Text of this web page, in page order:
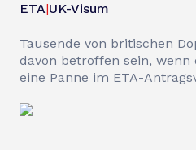
ETA|UK-Visum
Tausende von britischen
davon betroffen sein,
eine Panne im ETA-